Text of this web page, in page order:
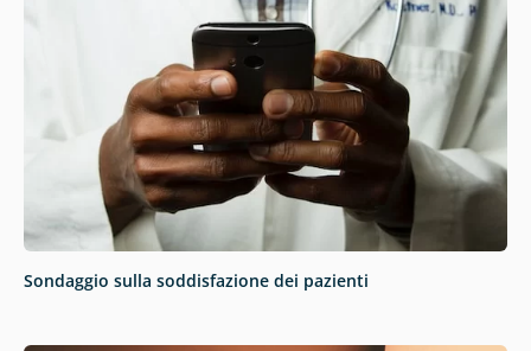
Sondaggio sulla soddisfazione dei pazienti